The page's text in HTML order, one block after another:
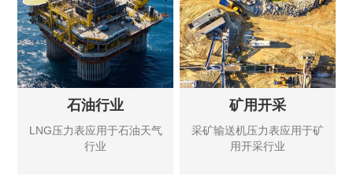
石油行业
LNG压力表应用于石油天气
行业
矿用开采
采矿输送机压力表应用于矿
用开采行业